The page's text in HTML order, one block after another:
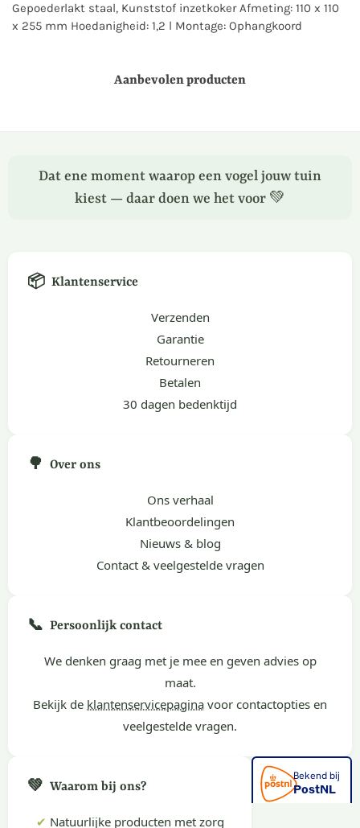
Gepoederlakt staal, Kunststof inzetkoker Afmeting: 110 x 110
x 255 mm Hoedanigheid: 1,2 l Montage: Ophangkoord
Aanbevolen producten
Dat ene moment waarop een vogel jouw tuin
kiest — daar doen we het voor 💚
📦 Klantenservice
Verzenden
Garantie
Retourneren
Betalen
30 dagen bedenktijd
🌳 Over ons
Ons verhaal
Klantbeoordelingen
Nieuws & blog
Contact & veelgestelde vragen
📞 Persoonlijk contact
We denken graag met je mee en geven advies op
maat.
Bekijk de klantenservicepagina voor contactopties en
veelgestelde vragen.
💚 Waarom bij ons?
✔ Natuurlijke producten met zorg